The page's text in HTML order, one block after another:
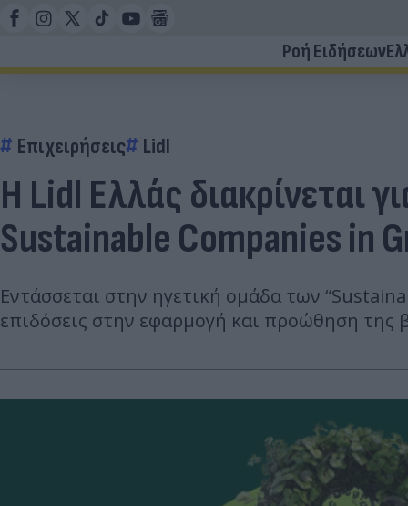
Ροή Ειδήσεων
Επιχειρήσεις Lidl
Η Lidl Ελλάς διακρίνεται
Sustainable Companies in
Eντάσσεται στην ηγετική ομάδα των
επιδόσεις στην εφαρμογή και προώθηση της